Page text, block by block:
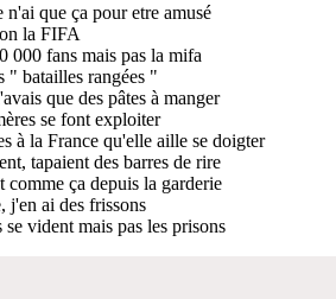
que ça pour etre amusé
la FIFA
000 fans mais pas la mifa
" batailles rangées "
que des pâtes à manger
se font exploiter
à la France qu'elle aille se doigter
tapaient des barres de rire
ça depuis la garderie
j'en ai des frissons
vident mais pas les prisons